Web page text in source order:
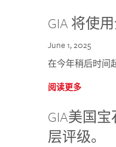
GIA 将使
June 1, 2025
在今年稍后时间
阅读更多
GIA美国
层评级。